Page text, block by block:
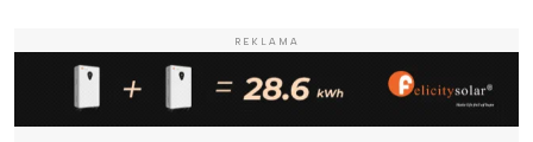
REKLAMA